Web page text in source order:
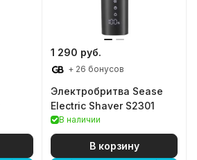
1 290 руб.
+ 26 бонусов
Электробритва Sease
Electric Shaver S2301
В наличии
В корзину